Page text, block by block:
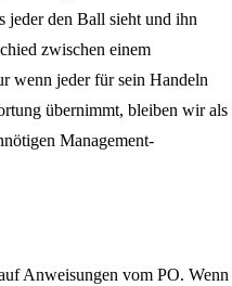
jeder den Ball sieht und ihn
zwischen einem
wenn jeder für sein Handeln
übernimmt, bleiben wir als
Management-
Anweisungen vom PO. Wenn